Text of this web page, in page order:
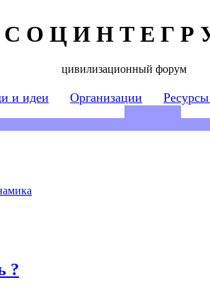
С О Ц И Н Т Е Г Р
цивилизационный форум
и идеи Организации
?